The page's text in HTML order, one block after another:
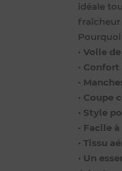
idéale
fraîcheur
Pourquoi
•Voile
• Confort
•
• Coupe
• Style
• Facile
•Tissu
• Un